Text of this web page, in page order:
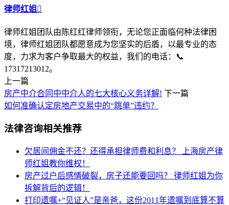
律师红姐 
律师红姐团队由陈红红律师领衔，无论您正面临何种法律困
境，律师红姐团队都愿意成为您坚实的后盾，以最专业的态
度，力求为客户争取最大的权益，我们的电话：📞
17317213012。
上一篇
房产中介合同中中介人的七大核心义务详解! 下一篇
如何准确认定房地产交易中的“跳单”违约？
法律咨询相关推荐
欠居间佣金不还？还得承担律师费和利息？
上海房产律
师红姐教你维权！
房产过户后感情破裂，房子还能要回吗？ 律师红姐为你
拆解背后的逻辑！
打印遗嘱+“见证人”是亲爸，这份2011年遗嘱到底算不算